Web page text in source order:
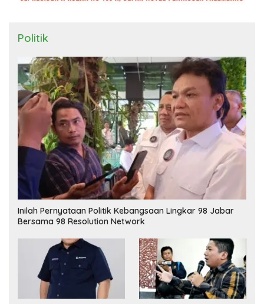
Politik
Inilah Pernyataan Politik Kebangsaan Lingkar 98 Jabar
Bersama 98 Resolution Network